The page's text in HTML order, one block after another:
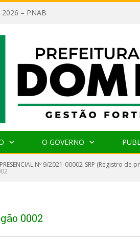
– PNAB
O GOVERNO
PRESENCIAL Nº 9/2021-00002-SRP (Registro
0002